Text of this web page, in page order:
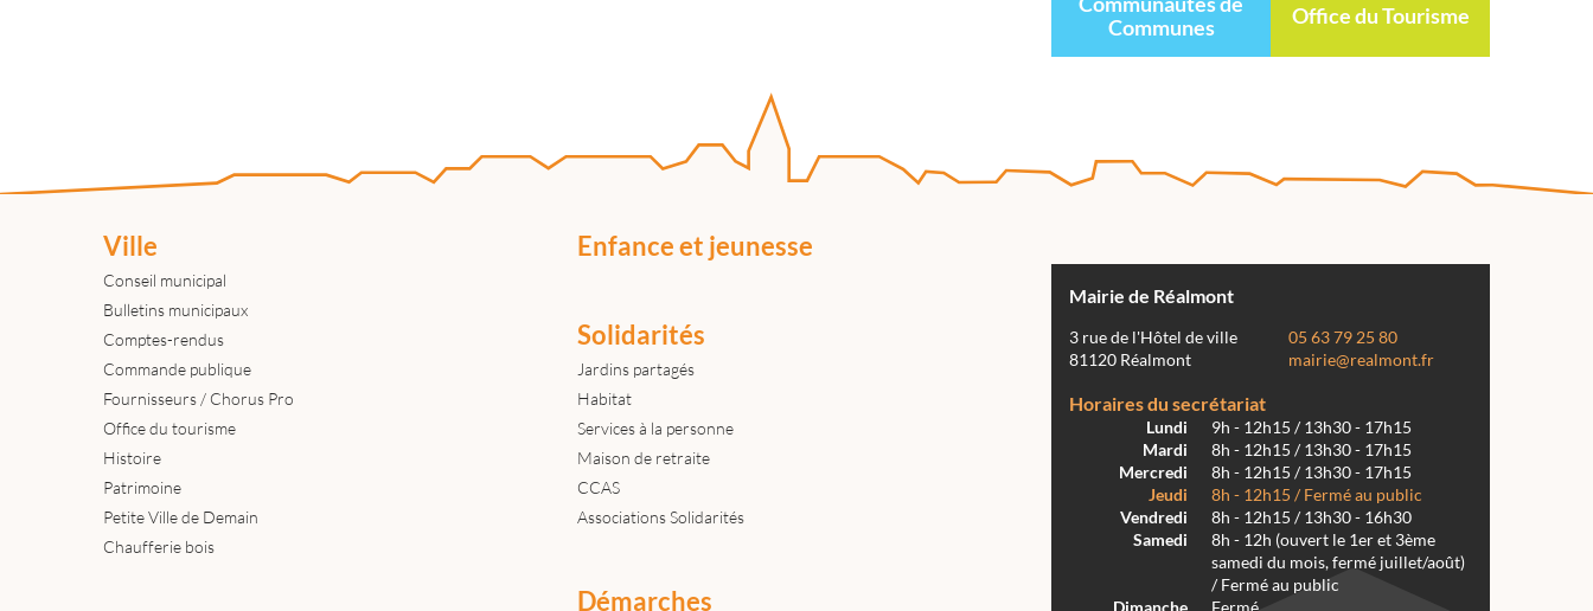
Communes
Office du Tourisme
Ville
Conseil municipal
Bulletins municipaux
Comptes-rendus
Commande publique
Fournisseurs / Chorus Pro
Office du tourisme
Histoire
Patrimoine
Petite Ville de Demain
Chaufferie bois
Enfance et jeunesse
Solidarités
Jardins partagés
Habitat
Services à la personne
Maison de retraite
CCAS
Associations Solidarités
Démarches
Mairie de Réalmont
3 rue de l'Hôtel de ville
81120 Réalmont
05 63 79 25 80
mairie@realmont.fr
Horaires du secrétariat
Lundi
9h - 12h15 / 13h30 - 17h15
Mardi
8h - 12h15 / 13h30 - 17h15
Mercredi
8h - 12h15 / 13h30 - 17h15
Jeudi
8h - 12h15 / Fermé au public
Vendredi
8h - 12h15 / 13h30 - 16h30
Samedi
8h - 12h (ouvert le 1er et 3ème
samedi du mois, fermé juillet/août)
/ Fermé au public
Dimanche
Fermé